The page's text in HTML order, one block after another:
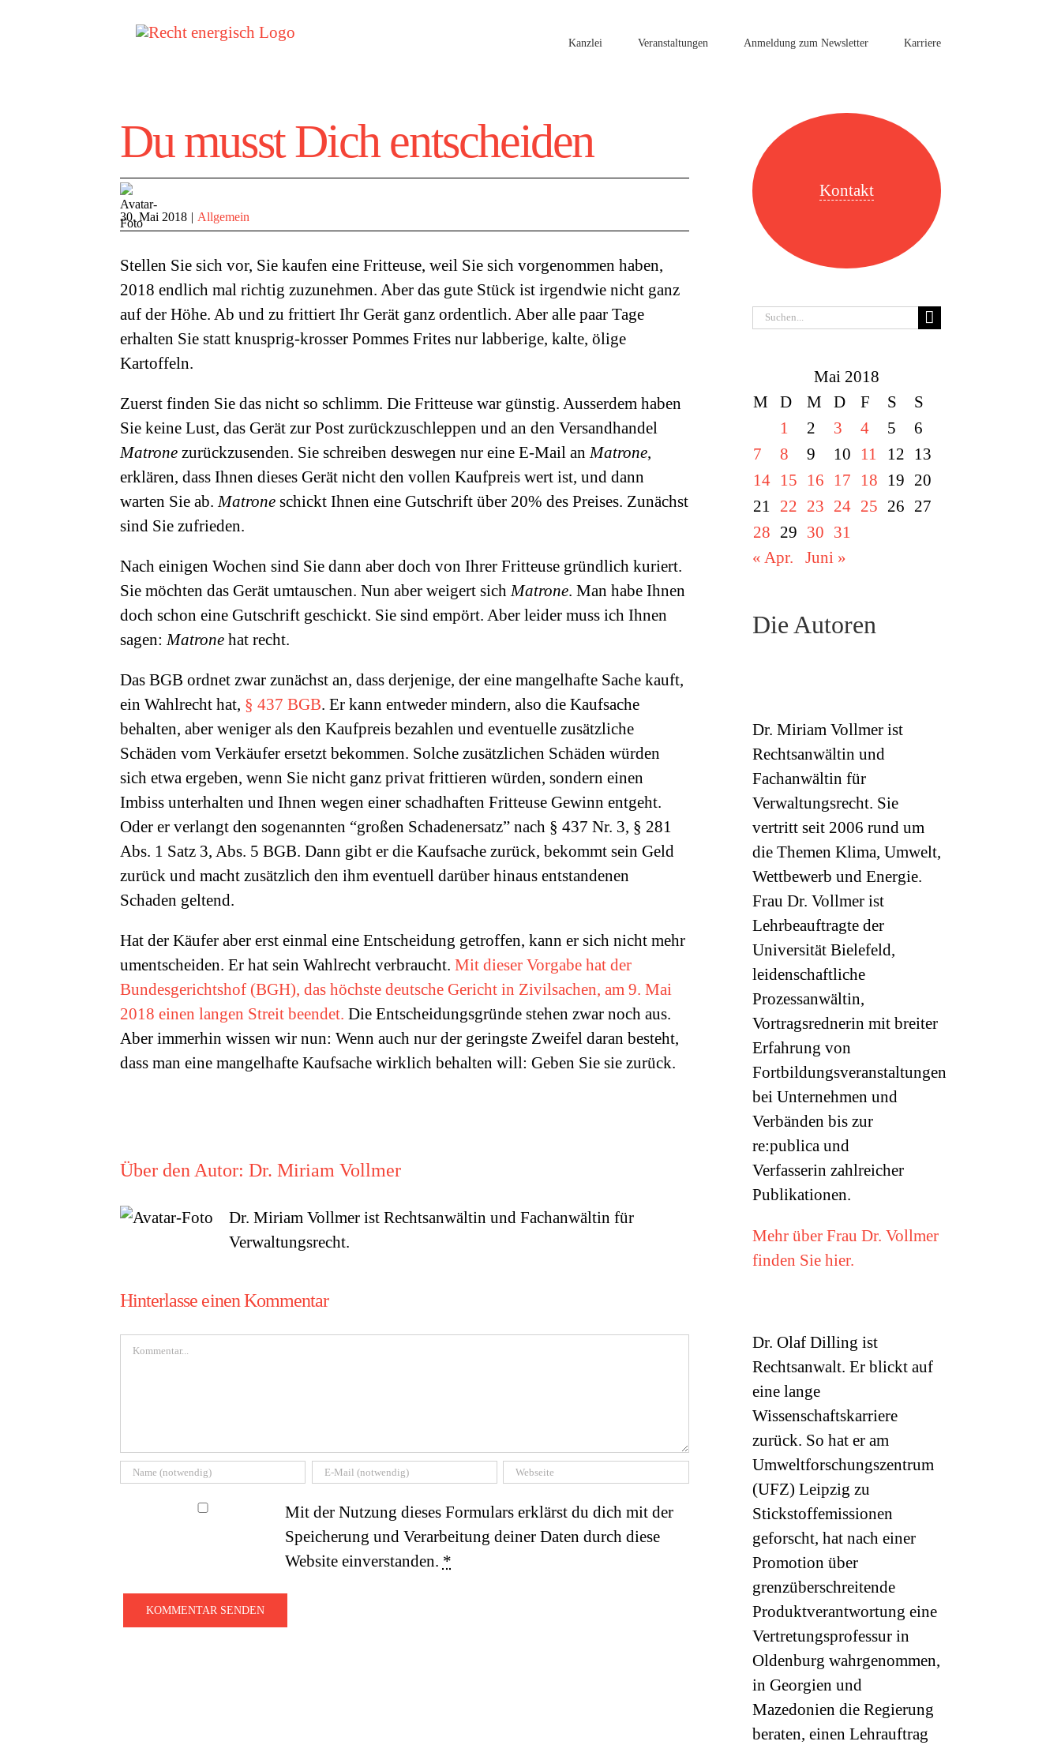
Kanzlei Veranstaltungen Anmeldung zum Newsletter Karriere
Du musst Dich entscheiden
30. Mai 2018 | Allgemein
Stellen Sie sich vor, Sie kaufen eine Fritteuse, weil Sie sich vorgenommen haben,
2018 endlich mal richtig zuzunehmen. Aber das gute Stück ist irgendwie nicht ganz
auf der Höhe. Ab und zu frittiert Ihr Gerät ganz ordentlich. Aber alle paar Tage
erhalten Sie statt knusprig-krosser Pommes Frites nur labberige, kalte, ölige
Kartoffeln.
Zuerst finden Sie das nicht so schlimm. Die Fritteuse war günstig. Ausserdem haben
Sie keine Lust, das Gerät zur Post zurückzuschleppen und an den Versandhandel
Matrone zurückzusenden. Sie schreiben deswegen nur eine E-Mail anMatrone,
erklären, dass Ihnen dieses Gerät nicht den vollen Kaufpreis wert ist, und dann
warten Sie ab.Matrone schickt Ihnen eine Gutschrift über 20% des Preises. Zunächst
sind Sie zufrieden.
Nach einigen Wochen sind Sie dann aber doch von Ihrer Fritteuse gründlich kuriert.
Sie möchten das Gerät umtauschen. Nun aber weigert sichMatrone. Man habe Ihnen
doch schon eine Gutschrift geschickt. Sie sind empört. Aber leider muss ich Ihnen
sagen:Matrone hat recht.
Das BGB ordnet zwar zunächst an, dass derjenige, der eine mangelhafte Sache kauft,
ein Wahlrecht hat, § 437 BGB. Er kann entweder mindern, also die Kaufsache
behalten, aber weniger als den Kaufpreis bezahlen und eventuelle zusätzliche
Schäden vom Verkäufer ersetzt bekommen. Solche zusätzlichen Schäden würden
sich etwa ergeben, wenn Sie nicht ganz privat frittieren würden, sondern einen
Imbiss unterhalten und Ihnen wegen einer schadhaften Fritteuse Gewinn entgeht.
Oder er verlangt den sogenannten “großen Schadenersatz” nach § 437 Nr. 3, § 281
Abs. 1 Satz 3, Abs. 5 BGB. Dann gibt er die Kaufsache zurück, bekommt sein Geld
zurück und macht zusätzlich den ihm eventuell darüber hinaus entstandenen
Schaden geltend.
Hat der Käufer aber erst einmal eine Entscheidung getroffen, kann er sich nicht mehr
umentscheiden. Er hat sein Wahlrecht verbraucht. Mit dieser Vorgabe hat der
Bundesgerichtshof (BGH), das höchste deutsche Gericht in Zivilsachen, am 9. Mai
2018 einen langen Streit beendet. Die Entscheidungsgründe stehen zwar noch aus.
Aber immerhin wissen wir nun: Wenn auch nur der geringste Zweifel daran besteht,
dass man eine mangelhafte Kaufsache wirklich behalten will: Geben Sie sie zurück.
Über den Autor: Dr. Miriam Vollmer
Dr. Miriam Vollmer ist Rechtsanwältin und Fachanwältin für
Verwaltungsrecht.
Hinterlasse einen Kommentar
Kommentar
Mit der Nutzung dieses Formulars erklärst du dich mit der
Speicherung und Verarbeitung deiner Daten durch diese
Website einverstanden. *
Kontakt
Suche
Mai 2018
M
D M D F S
S
1
2 3 4 5
6
7
8 9 10 11 12
13
14 15 16 17 18 19 20
21
22 23 24 25 26 27
28 29 30 31
« Apr.
Juni »
Die Autoren
Dr. Miriam Vollmer ist
Rechtsanwältin und
Fachanwältin für
Verwaltungsrecht. Sie
vertritt seit 2006 rund um
die Themen Klima, Umwelt,
Wettbewerb und Energie.
Frau Dr. Vollmer ist
Lehrbeauftragte der
Universität Bielefeld,
leidenschaftliche
Prozessanwältin,
Vortragsrednerin mit breiter
Erfahrung von
Fortbildungsveranstaltungen
bei Unternehmen und
Verbänden bis zur
re:publica und
Verfasserin zahlreicher
Publikationen.
Mehr über Frau Dr. Vollmer
finden Sie hier.
Dr. Olaf Dilling ist
Rechtsanwalt. Er blickt auf
eine lange
Wissenschaftskarriere
zurück. So hat er am
Umweltforschungszentrum
(UFZ) Leipzig zu
Stickstoffemissionen
geforscht, hat nach einer
Promotion über
grenzüberschreitende
Produktverantwortung eine
Vertretungsprofessur in
Oldenburg wahrgenommen,
in Georgien und
Mazedonien die Regierung
beraten, einen Lehrauftrag